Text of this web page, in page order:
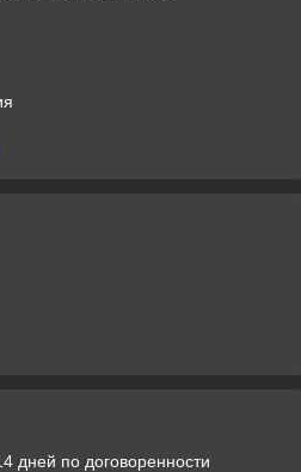
дней по договоренности